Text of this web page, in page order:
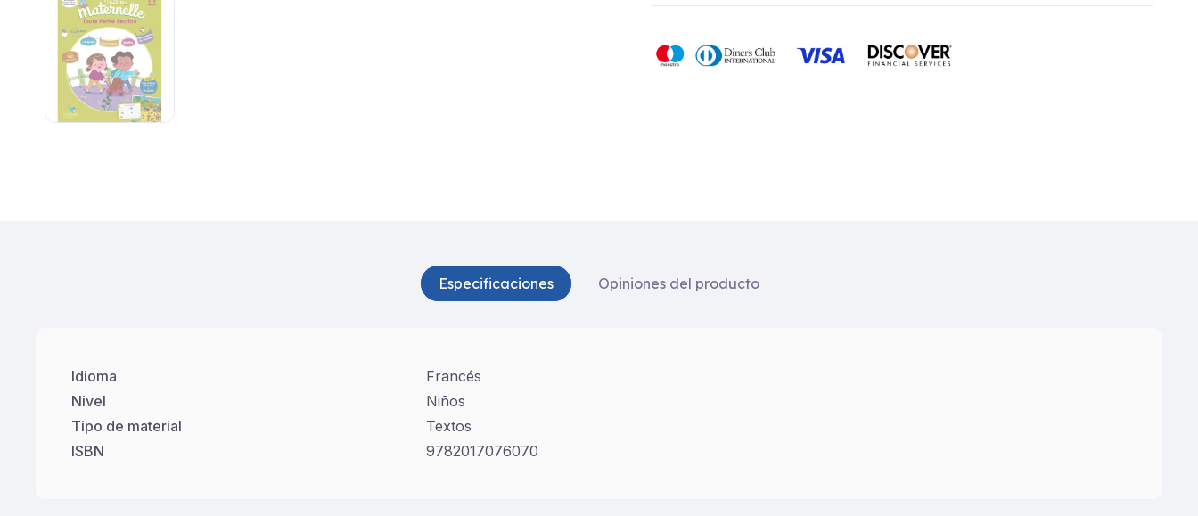
Especificaciones Opiniones del producto
Idioma
Francés
Nivel
Niños
Tipo de material
Textos
ISBN
9782017076070